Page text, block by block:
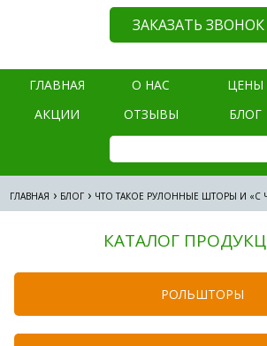
ЗАКАЗАТЬ ЗВОНОК
ГЛАВНАЯ О НАС ЦЕНЫ
АКЦИИ
ОТЗЫВЫ БЛОГ
ГЛАВНАЯ › БЛОГ › ЧТО ТАКОЕ РУЛОННЫЕ ШТОРЫ И «С
КАТАЛОГ
РОЛЬШТОРЫ